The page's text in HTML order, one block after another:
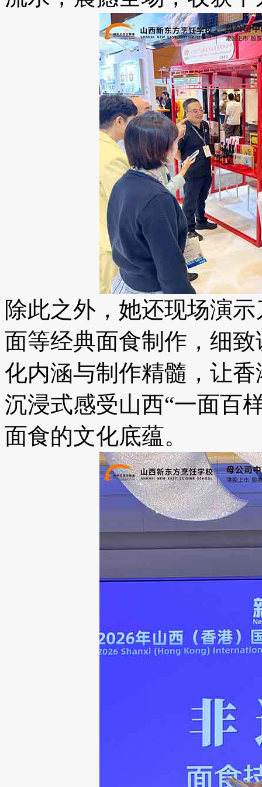
除此之外，她还现场演
面等经典面食制作，细
化内涵与制作精髓，让
沉浸式感受山西“一面百
面食的文化底蕴。